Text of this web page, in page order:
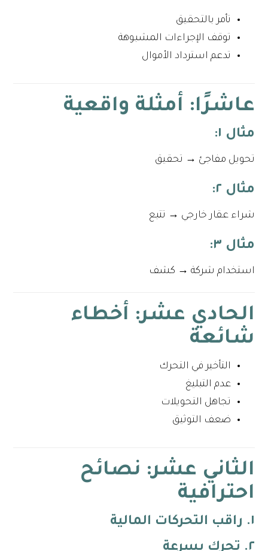
تأمر بالتحقيق
توقف الإجراءات المشبوهة
تدعم استرداد الأموال
عاشرًا: أمثلة واقعية
مثال ١:
تحويل مفاجئ → تحقيق
مثال ٢:
شراء عقار خارجي → تتبع
مثال ٣:
استخدام شركة → كشف
الحادي عشر: أخطاء
شائعة
التأخير في التحرك
عدم التبليغ
تجاهل التحويلات
ضعف التوثيق
الثاني عشر: نصائح
احترافية
١. راقب التحركات المالية
٢. تحرك بسرعة